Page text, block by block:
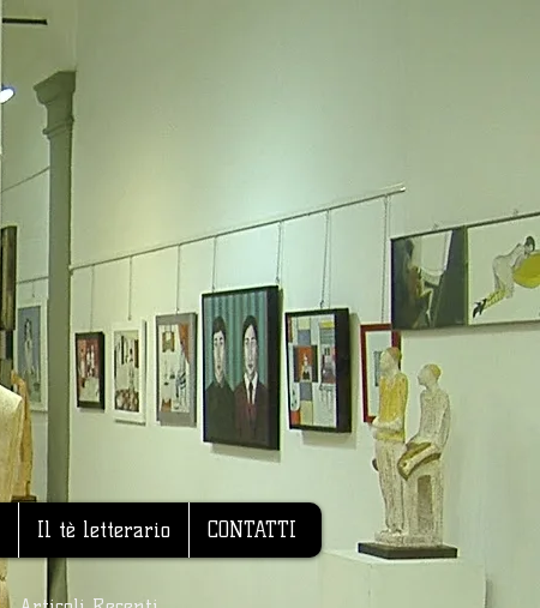
Il tè letterario CONTATTI